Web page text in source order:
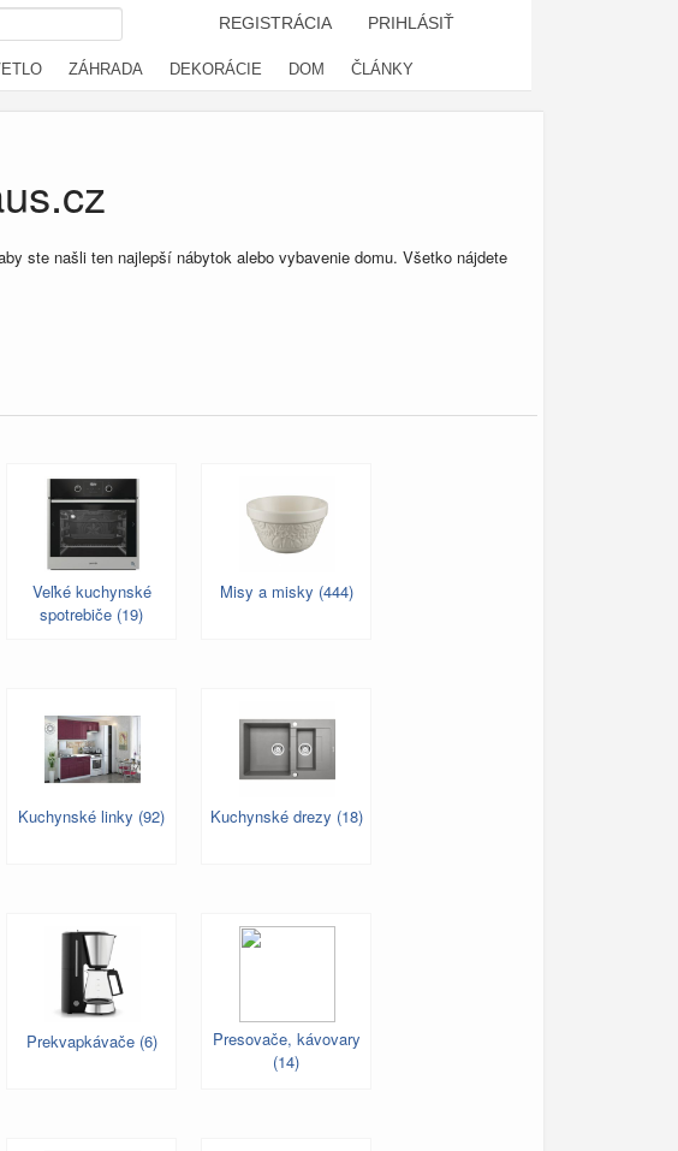
REGISTRÁCIA PRIHLÁSIŤ
ZÁHRADA DEKORÁCIE DOM ČLÁNKY
ste našli ten najlepší nábytok alebo vybavenie domu. Všetko nájdete
Veľké kuchynské
spotrebiče (19)
Misy a misky (444)
Kuchynské linky (92) Kuchynské drezy (18)
Prekvapkávače (6)
Presovače, kávovary
(14)